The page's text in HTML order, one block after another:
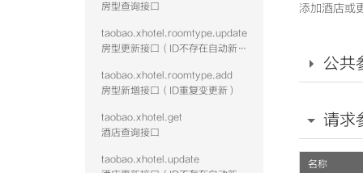
房型查询接口
taobao.xhotel.roomtype.update
房型更新接口（ID不存在自动新增）
taobao.xhotel.roomtype.add
房型新增接口（ID重复变更新）
taobao.xhotel.get
酒店查询接口
taobao.xhotel.update
添加酒店或
公共
请求
名称